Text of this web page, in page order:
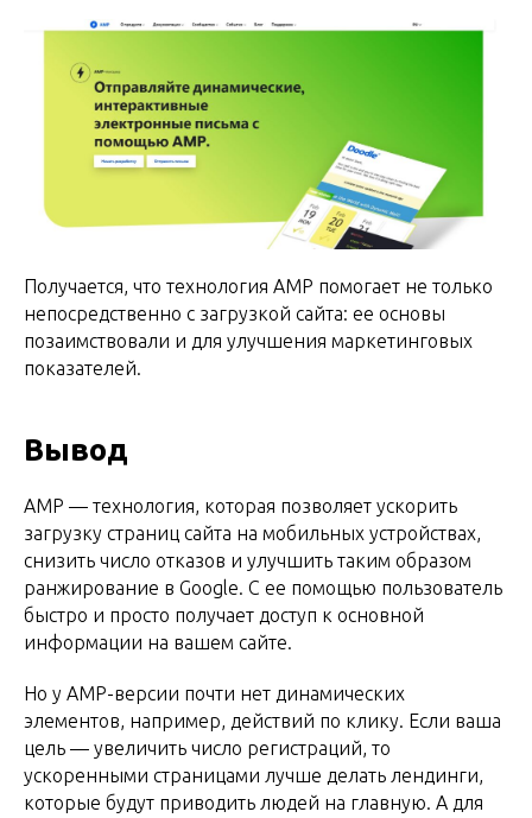
Получается, что технология AMP помогает не только
непосредственно с загрузкой сайта: ее основы
позаимствовали и для улучшения маркетинговых
показателей.
Вывод
AMP — технология, которая позволяет ускорить
загрузку страниц сайта на мобильных устройствах,
снизить число отказов и улучшить таким образом
ранжирование в Google. С ее помощью пользователь
быстро и просто получает доступ к основной
информации на вашем сайте.
Но у AMP-версии почти нет динамических
элементов, например, действий по клику. Если ваша
цель — увеличить число регистраций, то
ускоренными страницами лучше делать лендинги,
которые будут приводить людей на главную. А для